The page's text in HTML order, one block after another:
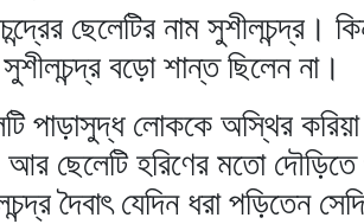
ছেলেটির নাম
বড়ো শান্ত ছিলেন না।
পাড়াসুদ্ধ লোককে অস্থির
আর ছেলেটি হরিণের মতো
দৈবাৎ যেদিন ধরা পড়িতেন